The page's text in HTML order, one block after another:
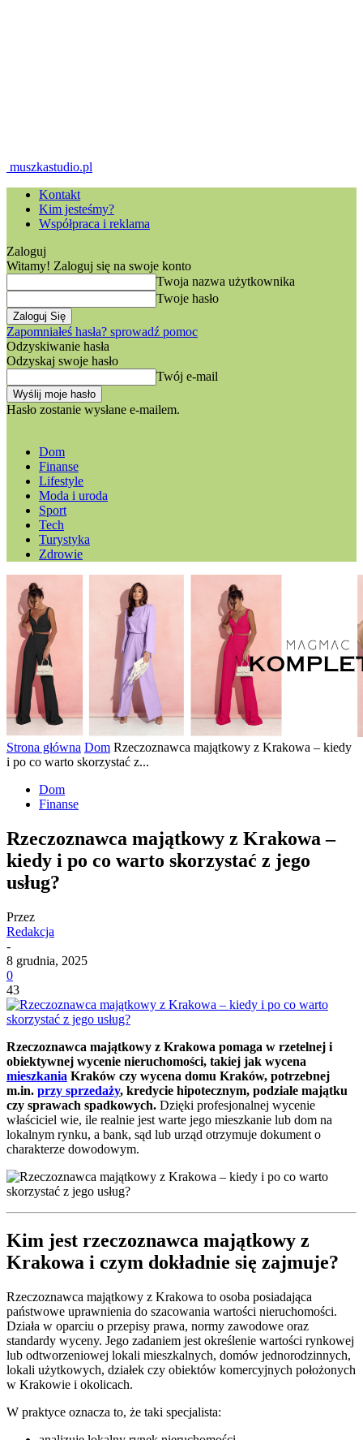
muszkastudio.pl
Kontakt
Kim jesteśmy?
Współpraca i reklama
Zaloguj
Witamy! Zaloguj się na swoje konto
Twoja nazwa użytkownika
Twoje hasło
Zapomniałeś hasła? sprowadź pomoc
Odzyskiwanie hasła
Odzyskaj swoje hasło
Twój e-mail
Hasło zostanie wysłane e-mailem.
Dom
Finanse
Lifestyle
Moda i uroda
Sport
Tech
Turystyka
Zdrowie
Strona główna Dom Rzeczoznawca majątkowy z Krakowa – kiedy
i po co warto skorzystać z...
Dom
Finanse
Rzeczoznawca majątkowy z Krakowa –
kiedy i po co warto skorzystać z jego
usług?
Przez
Redakcja
-
8 grudnia, 2025
0
43
Rzeczoznawca majątkowy z Krakowa pomaga w rzetelnej i
obiektywnej wycenie nieruchomości, takiej jak wycena
mieszkania Kraków czy wycena domu Kraków, potrzebnej
m.in. przy sprzedaży, kredycie hipotecznym, podziale majątku
czy sprawach spadkowych. Dzięki profesjonalnej wycenie
właściciel wie, ile realnie jest warte jego mieszkanie lub dom na
lokalnym rynku, a bank, sąd lub urząd otrzymuje dokument o
charakterze dowodowym.
Kim jest rzeczoznawca majątkowy z
Krakowa i czym dokładnie się zajmuje?
Rzeczoznawca majątkowy z Krakowa to osoba posiadająca
państwowe uprawnienia do szacowania wartości nieruchomości.
Działa w oparciu o przepisy prawa, normy zawodowe oraz
standardy wyceny. Jego zadaniem jest określenie wartości rynkowej
lub odtworzeniowej lokali mieszkalnych, domów jednorodzinnych,
lokali użytkowych, działek czy obiektów komercyjnych położonych
w Krakowie i okolicach.
W praktyce oznacza to, że taki specjalista: